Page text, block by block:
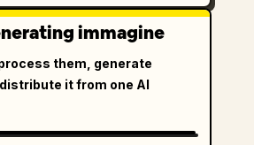
immagine
them, generate
it from one AI